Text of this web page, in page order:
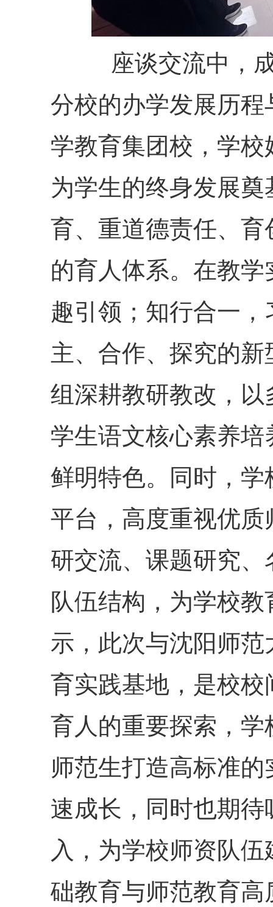
座谈交流中，
分校的办学发展历
学教育集团校，学
为学生的终身发展
育、重道德责任、
的育人体系。在教
趣引领；知行合一
主、合作、探究的
组深耕教研教改，
学生语文核心素养
鲜明特色。同时，
平台，高度重视优
研交流、课题研究
队伍结构，为学校
示，此次与沈阳师
育实践基地，是校
育人的重要探索，
师范生打造高标准
速成长，同时也期
入，为学校师资队
础教育与师范教育高